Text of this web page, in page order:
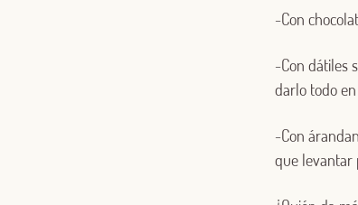
-Con
-Con dátiles
darlo todo
-Con
que levantar